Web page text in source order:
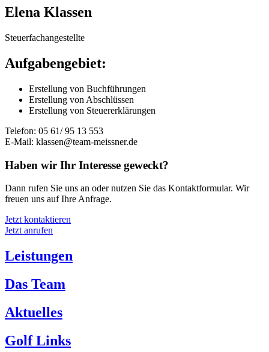
Elena Klassen
Steuerfachangestellte
Aufgabengebiet:
Erstellung von Buchführungen
Erstellung von Abschlüssen
Erstellung von Steuererklärungen
Telefon: 05 61/ 95 13 553
E-Mail: klassen@team-meissner.de
Haben wir Ihr Interesse geweckt?
Dann rufen Sie uns an oder nutzen Sie das Kontaktformular. Wir
freuen uns auf Ihre Anfrage.
Jetzt kontaktieren
Jetzt anrufen
Leistungen
Das Team
Aktuelles
Golf Links